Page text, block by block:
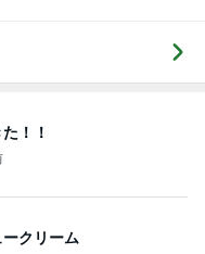
！！
クリーム